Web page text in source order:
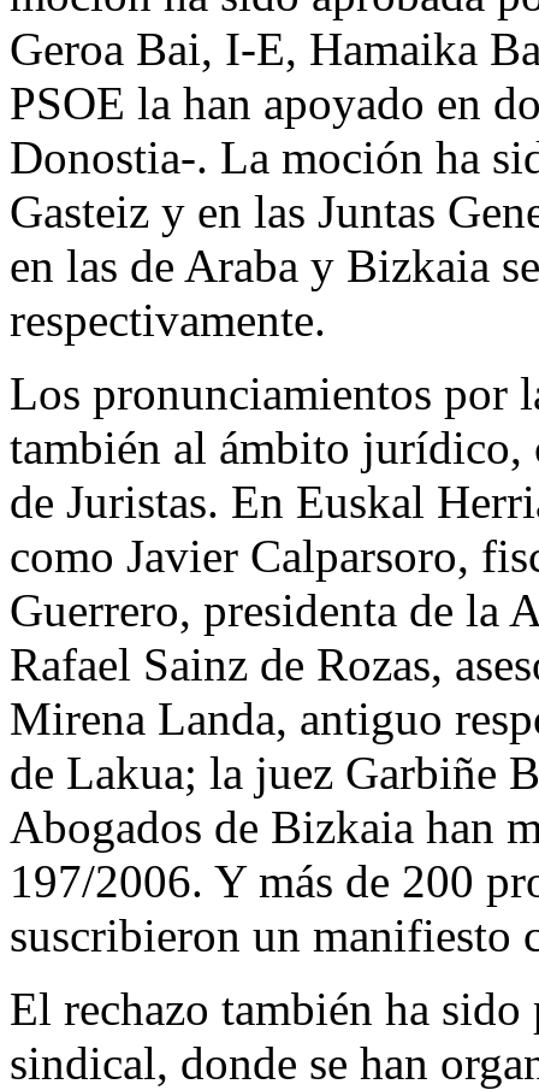
Geroa Bai, I-E, Hamaika
PSOE la han apoyado en
Donostia-. La moción ha
Gasteiz y en las Juntas
en las de Araba y Bizkaia
respectivamente.
Los pronunciamientos por
también al ámbito
de Juristas. En Euskal
como Javier Calparsoro,
Guerrero, presidenta de la
Rafael Sainz de Rozas,
Mirena Landa, antiguo
de Lakua; la juez Garbiñe
Abogados de Bizkaia han
197/2006. Y más de 200
suscribieron un manifiesto
El rechazo también ha
sindical, donde se han